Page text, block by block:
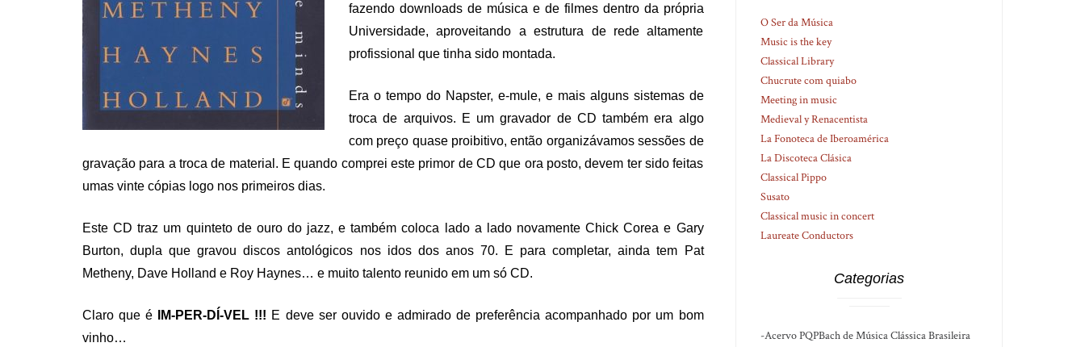
fazendo downloads de música e de filmes dentro da própria
Universidade, aproveitando a estrutura de rede altamente
profissional que tinha sido montada.
Era o tempo do Napster, e-mule, e mais alguns sistemas de
troca de arquivos. E um gravador de CD também era algo
com preço quase proibitivo, então organizávamos sessões de
gravação para a troca de material. E quando comprei este primor de CD que ora posto, devem ter sido feitas
umas vinte cópias logo nos primeiros dias.
Este CD traz um quinteto de ouro do jazz, e também coloca lado a lado novamente Chick Corea e Gary
Burton, dupla que gravou discos antológicos nos idos dos anos 70. E para completar, ainda tem Pat
Metheny, Dave Holland e Roy Haynes… e muito talento reunido em um só CD.
Claro que é IM-PER-DÍ-VEL !!! E deve ser ouvido e admirado de preferência acompanhado por um bom
vinho…
O Ser da Música
Music is the key
Classical Library
Chucrute com quiabo
Meeting in music
Medieval y Renacentista
La Fonoteca de Iberoamérica
La Discoteca Clásica
Classical Pippo
Susato
Classical music in concert
Laureate Conductors
Categorias
-Acervo PQPBach de Música Clássica Brasileira